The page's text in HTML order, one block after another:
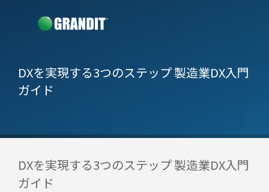
DXを実現する3つのステップ 製造業DX入門
ガイド
DXを実現する3つのステップ 製造業DX入門
ガイド